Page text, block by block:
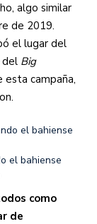
algo similar
de 2019.
el lugar del
del Big
campaña,
el bahiense
como
de